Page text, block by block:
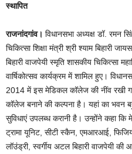
स्थापित
राजनांदगांव। विधानसभा अध्यक्ष डॉ. रमन
चिकित्सा शिक्षा मंत्री श्री श्याम बिहारी
बिहारी वाजपेयी स्मृति शासकीय चिकित्सा
वार्षिकोत्सव कार्यक्रम में शामिल हुए।
2014 में इस मेडिकल कॉलेज की नींव रखी
कॉलेज बनाने की कल्पना है। यहां का भवन
सुविधाएं उपलब्ध करानी है। उन्होंने कहा
ट्रामा यूनिट, सीटी स्कैन, एमआरआई,
लॉउंड्री, स्वर्गीय अटल बिहारी वाजपेयी